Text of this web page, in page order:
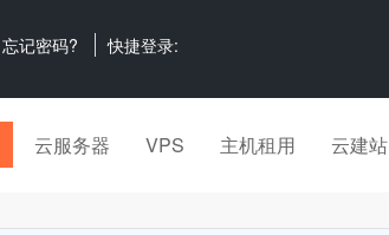
忘记密码? 快捷登录:
云服务器 VPS 主机租用 云建站